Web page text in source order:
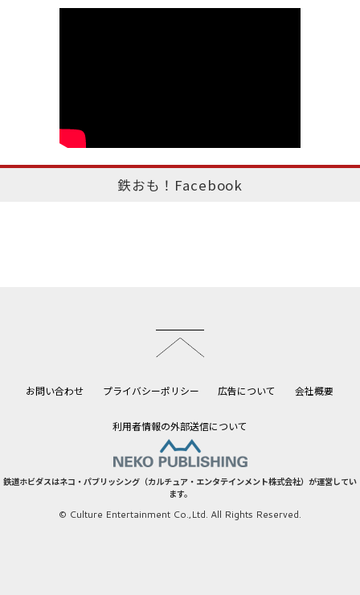
鉄おも！Facebook
お問い合わせ プライバシーポリシー 広告について 会社概要
利用者情報の外部送信について
鉄道ホビダスはネコ・パブリッシング（カルチュア・エンタテインメント株式会社）が運営してい
ます。
© Culture Entertainment Co.,Ltd. All Rights Reserved.